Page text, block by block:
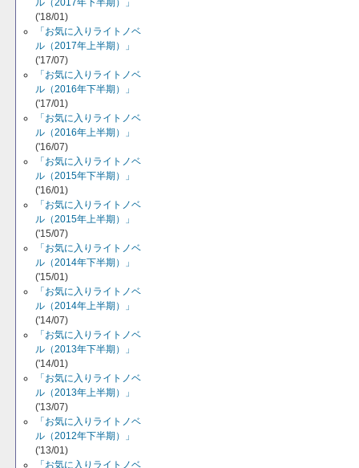
ル（2017年下半期）」
('18/01)
「お気に入りライトノベ
ル（2017年上半期）」
('17/07)
「お気に入りライトノベ
ル（2016年下半期）」
('17/01)
「お気に入りライトノベ
ル（2016年上半期）」
('16/07)
「お気に入りライトノベ
ル（2015年下半期）」
('16/01)
「お気に入りライトノベ
ル（2015年上半期）」
('15/07)
「お気に入りライトノベ
ル（2014年下半期）」
('15/01)
「お気に入りライトノベ
ル（2014年上半期）」
('14/07)
「お気に入りライトノベ
ル（2013年下半期）」
('14/01)
「お気に入りライトノベ
ル（2013年上半期）」
('13/07)
「お気に入りライトノベ
ル（2012年下半期）」
('13/01)
「お気に入りライトノベ